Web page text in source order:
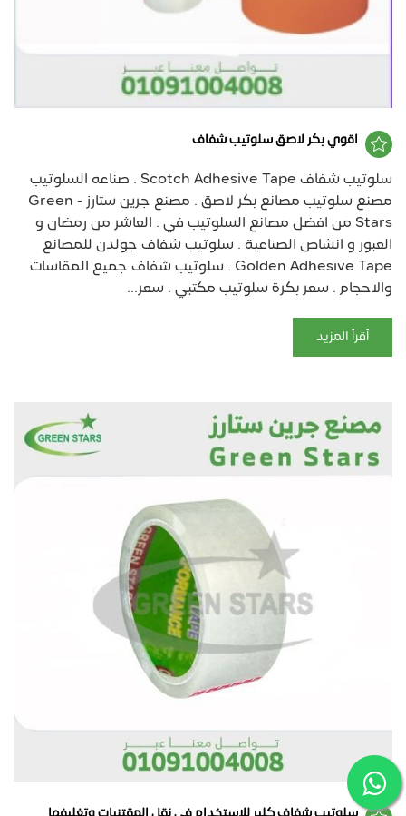
اقوي بكر لاصق سلوتيب شفاف
سلوتيب شفاف Scotch Adhesive Tape . صناعه السلوتيب
مصنع سلوتيب مصانع بكر لاصق . مصنع جرين ستارز - Green
Stars من افضل مصانع السلوتيب في . العاشر من رمضان و
العبور و انشاص الصناعية . سلوتيب شفاف جولدن للمصانع
Golden Adhesive Tape . سلوتيب شفاف جميع المقاسات
والاحجام . سعر بكرة سلوتيب مكتبي . سعر...
أقرأ المزيد